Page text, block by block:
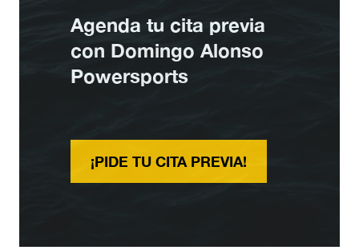
Agenda tu cita previa
con Domingo Alonso
Powersports
¡PIDE TU CITA PREVIA!